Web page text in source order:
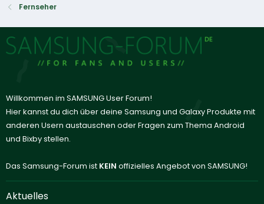
Fernseher
Willkommen im SAMSUNG User Forum!
Hier kannst du dich über deine Samsung und Galaxy Produkte mit
anderen Usern austauschen oder Fragen zum Thema Android
und Bixby stellen.
Das Samsung-Forum ist KEIN offizielles Angebot von SAMSUNG!
Aktuelles